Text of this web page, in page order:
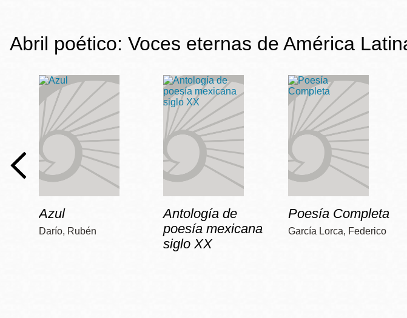
Abril poético: Voces eternas de América
Azul
Darío, Rubén
Antología de
poesía mexicana
siglo XX
Poesía Completa
García Lorca, Federico